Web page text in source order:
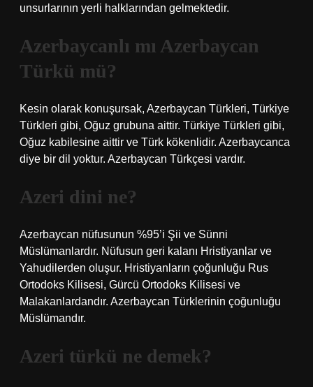
unsurlarının yerli halklarından gelmektedir.
Azerbaycanlı mı Azerbaycan
Türkü mü?
Kesin olarak konuşursak, Azerbaycan Türkleri, Türkiye
Türkleri gibi, Oğuz grubuna aittir. Türkiye Türkleri gibi,
Oğuz kabilesine aittir ve Türk kökenlidir. Azerbaycanca
diye bir dil yoktur. Azerbaycan Türkçesi vardır.
Azeri dini ne?
Azerbaycan nüfusunun %95’i Şii ve Sünni
Müslümanlardır. Nüfusun geri kalanı Hristiyanlar ve
Yahudilerden oluşur. Hristiyanların çoğunluğu Rus
Ortodoks Kilisesi, Gürcü Ortodoks Kilisesi ve
Malakanlardandır. Azerbaycan Türklerinin çoğunluğu
Müslümandır.
Azeri türkü ne demek?